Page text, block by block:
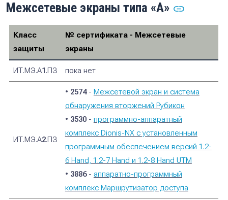
Межсетевые экраны типа «А»
Класс
защиты
№ сертификата - Межсетевые
экраны
ИТ.МЭ.А1.ПЗ пока нет
ИТ.МЭ.А2.ПЗ
• 2574- Межсетевой экран и система
обнаружения вторжений Рубикон
• 3530- программно-аппаратный
комплекс Dionis-NX с установленным
программным обеспечением версий 1.2-
6 Hand, 1.2-7 Hand и 1.2-8 Hand UTM
• 3886- аппаратно-программный
комплекс Маршрутизатор доступа